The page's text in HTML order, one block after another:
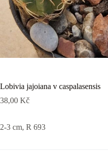
Lobivia jajoiana v caspalasensis
38,00 Kč
2-3 cm, R 693